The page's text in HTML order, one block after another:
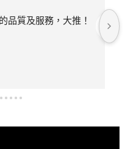
品質及服務，大推！